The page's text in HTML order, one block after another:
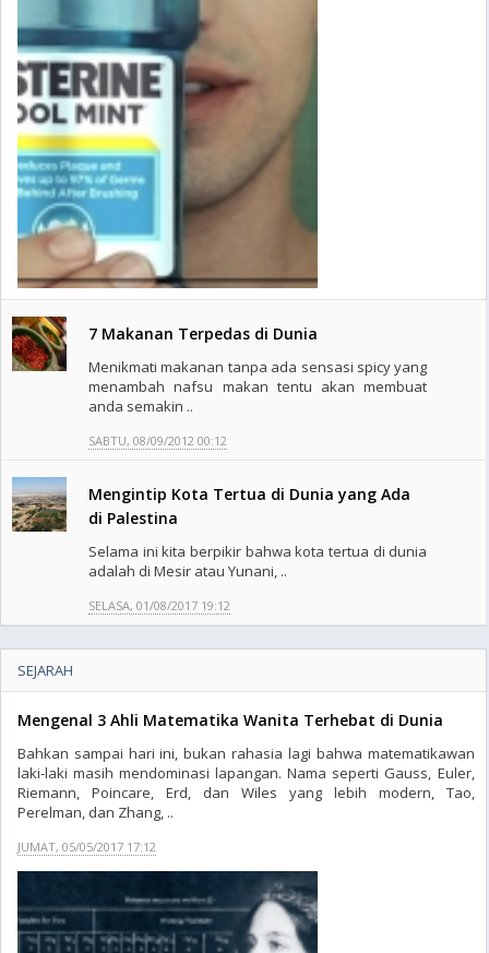
7 Makanan Terpedas di Dunia
Menikmati makanan tanpa ada sensasi spicy yang
menambah nafsu makan tentu akan membuat
anda semakin ..
SABTU, 08/09/2012 00:12
Mengintip Kota Tertua di Dunia yang Ada
di Palestina
Selama ini kita berpikir bahwa kota tertua di dunia
adalah di Mesir atau Yunani, ..
SELASA, 01/08/2017 19:12
SEJARAH
Mengenal 3 Ahli Matematika Wanita Terhebat di Dunia
Bahkan sampai hari ini, bukan rahasia lagi bahwa matematikawan
laki-laki masih mendominasi lapangan. Nama seperti Gauss, Euler,
Riemann, Poincare, Erd, dan Wiles yang lebih modern, Tao,
Perelman, dan Zhang, ..
JUMAT, 05/05/2017 17:12